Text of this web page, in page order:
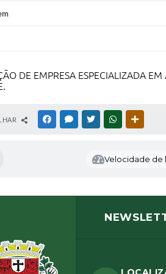
DE EMPRESA ESPECIALIZADA
FACEBOOKMESSENGER
TWITTERWHATSAPP
Velocidade de